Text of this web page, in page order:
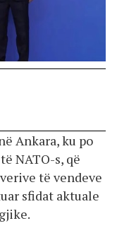
Ankara, ku po
NATO-s, që
të vendeve
sfidat aktuale